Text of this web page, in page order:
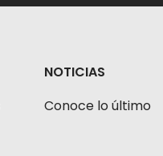
NOTICIAS
Conoce lo último